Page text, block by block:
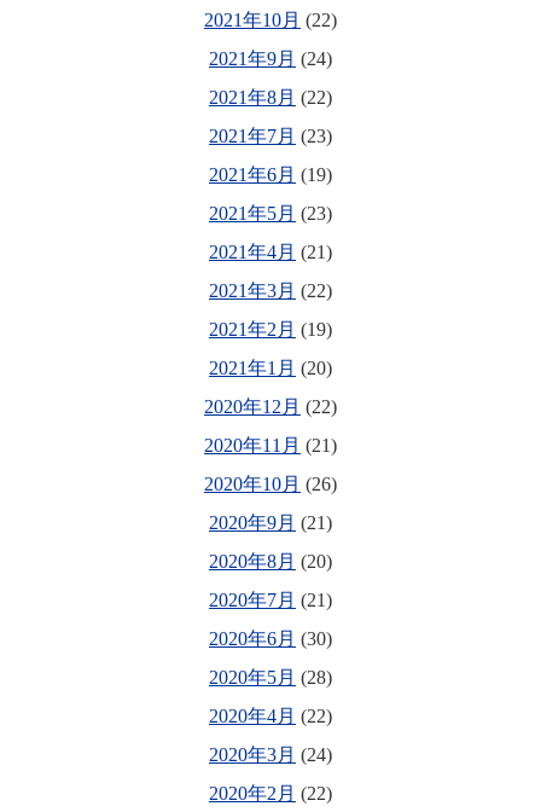
2021年10月 (22)
2021年9月 (24)
2021年8月 (22)
2021年7月 (23)
2021年6月 (19)
2021年5月 (23)
2021年4月 (21)
2021年3月 (22)
2021年2月 (19)
2021年1月 (20)
2020年12月 (22)
2020年11月 (21)
2020年10月 (26)
2020年9月 (21)
2020年8月 (20)
2020年7月 (21)
2020年6月 (30)
2020年5月 (28)
2020年4月 (22)
2020年3月 (24)
2020年2月 (22)